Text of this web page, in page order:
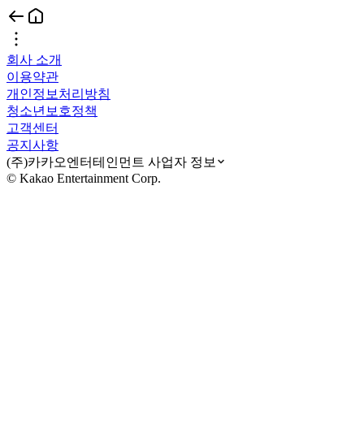
회사 소개
이용약관
개인정보처리방침
청소년보호정책
고객센터
공지사항
(주)카카오엔터테인먼트 사업자 정보
© Kakao Entertainment Corp.